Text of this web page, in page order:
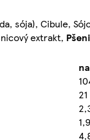
sója), Cibule,
extrakt,